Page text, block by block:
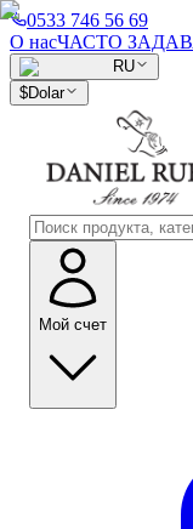
0533 746 56 69
О насЧАСТО
RU
$Dolar
Мой счет